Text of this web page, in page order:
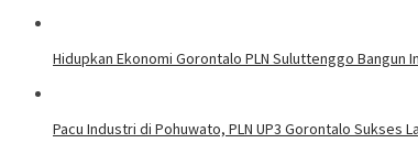
Hidupkan Ekonomi Gorontalo PLN Suluttenggo Bangun
Pacu Industri di Pohuwato, PLN UP3 Gorontalo Sukses